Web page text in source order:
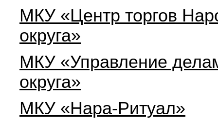
МКУ «Центр торгов
округа»
МКУ «Управление
округа»
МКУ «Нара-Ритуал»